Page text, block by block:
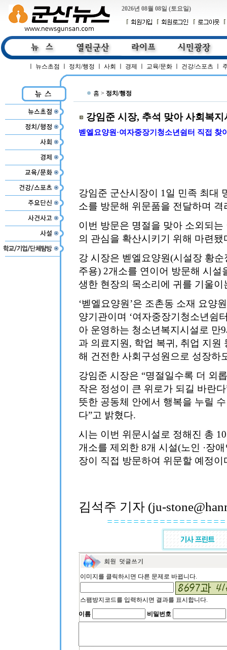
2026년 08월 08일 (토요일)
뉴스초점 정치/행정 사회 경제 교육/문화 건강/스포츠
홈 > 정치/행정
강임준 시장, 추석 맞아 사회복지
벧엘요양원·여자중장기청소년쉼터 직접 찾
강임준 군산시장이 1일 민족 최대
소를 방문해 위문품을 전달하며
이번 방문은 명절을 맞아 소외되
의 관심을 확산시키기 위해 마련됐
강 시장은 벧엘요양원(시설장 황
주용) 2개소를 연이어 방문해 시
생한 현장의 목소리에 귀를 기울
‘벧엘요양원’은 조촌동 소재 요양
양기관이며 ‘여자중장기청소년쉼
아 운영하는 청소년복지시설로 만
과 의료지원, 학업 복귀, 취업 지원
해 건전한 사회구성원으로 성장하
강임준 시장은 “명절일수록 더 외
작은 정성이 큰 위로가 되길 바란
뜻한 공동체 안에서 행복을 누릴
다”고 밝혔다.
시는 이번 위문시설로 정해진 총
개소를 제외한 8개 시설(노인 ·장
장이 직접 방문하여 위문할 예정이
김석주 기자 (ju-
이미지를 클릭하시면 다른 문제로 바뀝니다.
스팸방지코드를 입력하시면 결과를 표시합니다.
이름
비밀번호